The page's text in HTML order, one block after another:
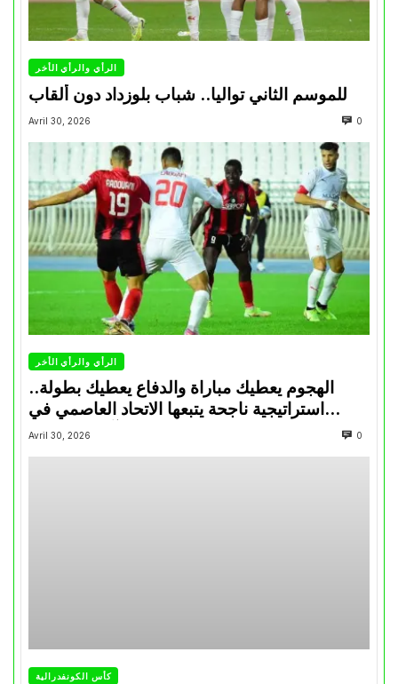
الرأي والرأي الأخر
للموسم الثاني تواليا.. شباب بلوزداد دون ألقاب
Avril 30, 2026 0
الرأي والرأي الأخر
الهجوم يعطيك مباراة والدفاع يعطيك بطولة..
استراتيجية ناجحة يتبعها الاتحاد العاصمي في
تتويجاته آخر السنوات
Avril 30, 2026 0
كأس الكونفدرالية